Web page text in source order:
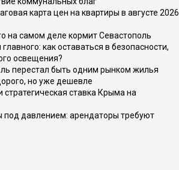
карта цен на квартиры в августе 2026
на самом деле кормит Севастополь
как оставаться в безопасности,
освещения?
перестал быть одним рынком жилья
но уже дешевле
ставка Крыма на
под давлением: арендаторы требуют